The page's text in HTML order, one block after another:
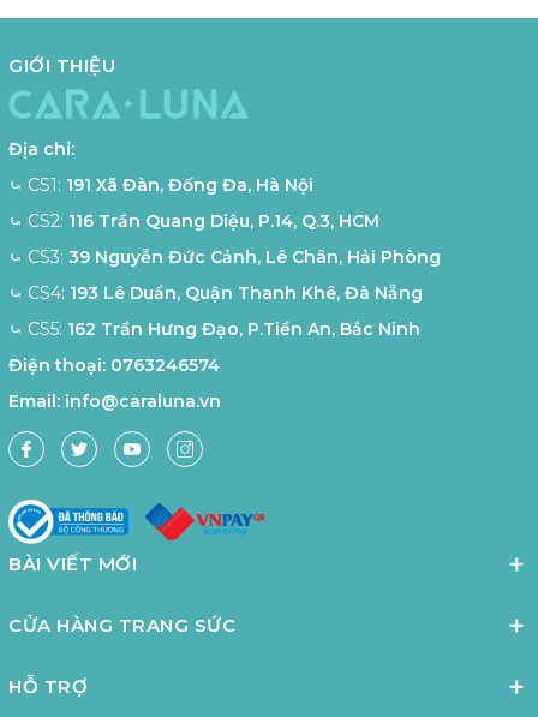
GIỚI THIỆU
Địa chỉ:
⤿ CS1: 191 Xã Đàn, Đống Đa, Hà Nội
⤿ CS2: 116 Trần Quang Diệu, P.14, Q.3, HCM
⤿ CS3: 39 Nguyễn Đức Cảnh, Lê Chân, Hải Phòng
⤿ CS4: 193 Lê Duẩn, Quận Thanh Khê, Đà Nẵng
⤿ CS5: 162 Trần Hưng Đạo, P.Tiền An, Bắc Ninh
Điện thoại: 0763246574
Email: info@caraluna.vn
BÀI VIẾT MỚI
CỬA HÀNG TRANG SỨC
HỖ TRỢ